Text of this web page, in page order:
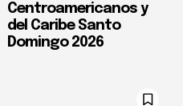
Centroamericanos y
del Caribe Santo
Domingo 2026